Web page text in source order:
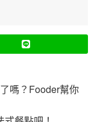
嗎？Fooder幫你